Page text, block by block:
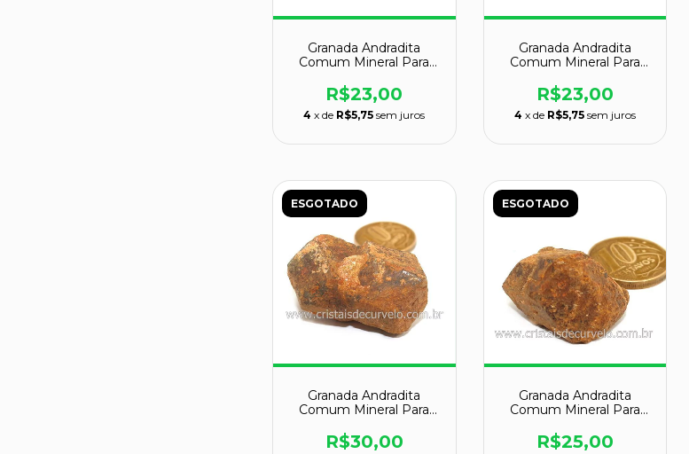
Granada Andradita
Comum Mineral Para
129026
R$23,00
4 x de R$5,75 sem juros
Granada Andradita
Comum Mineral Para
129030
R$23,00
4 x de R$5,75 sem juros
ESGOTADO
Granada Andradita
Comum Mineral Para
129033
R$30,00
ESGOTADO
Granada Andradita
Comum Mineral Para
129034
R$25,00